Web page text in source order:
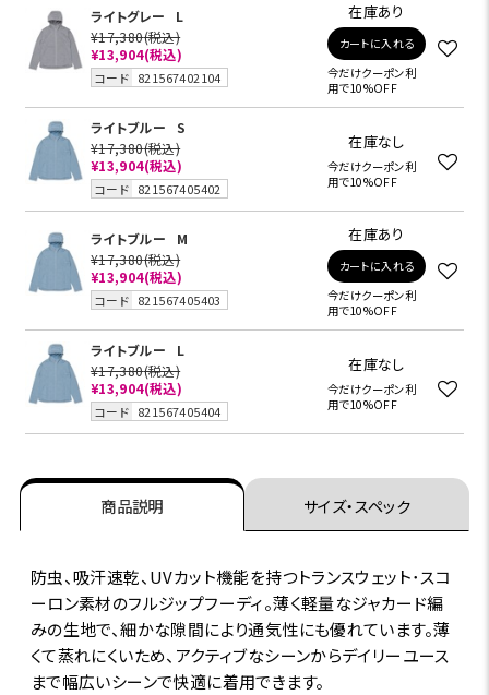
ライトグレー
L
¥17,380(税込)
¥13,904(税込)
コード 821567402104
在庫あり
カートに入れる
今だけクーポン利
用で10%OFF
ライトブルー
S
¥17,380(税込)
¥13,904(税込)
コード 821567405402
在庫なし
今だけクーポン利
用で10%OFF
ライトブルー
M
¥17,380(税込)
¥13,904(税込)
コード 821567405403
在庫あり
カートに入れる
今だけクーポン利
用で10%OFF
ライトブルー
L
¥17,380(税込)
¥13,904(税込)
コード 821567405404
在庫なし
今だけクーポン利
用で10%OFF
商品説明 サイズ・スペック
防虫、吸汗速乾、UVカット機能を持つトランスウェット･スコ
ーロン素材のフルジップフーディ。薄く軽量なジャカード編
みの生地で、細かな隙間により通気性にも優れています。薄
くて蒸れにくいため、アクティブなシーンからデイリーユース
まで幅広いシーンで快適に着用できます。